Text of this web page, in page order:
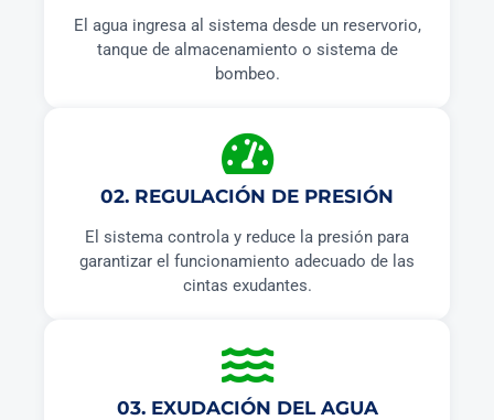
El agua ingresa al sistema desde un reservorio,
tanque de almacenamiento o sistema de
bombeo.
02. REGULACIÓN DE PRESIÓN
El sistema controla y reduce la presión para
garantizar el funcionamiento adecuado de las
cintas exudantes.
03. EXUDACIÓN DEL AGUA